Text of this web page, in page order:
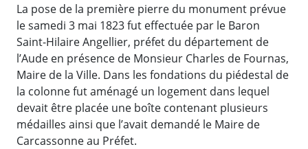
La pose de la première pierre du monument prévue
le samedi 3 mai 1823 fut effectuée par le Baron
Saint-Hilaire Angellier, préfet du département de
l’Aude en présence de Monsieur Charles de Fournas,
Maire de la Ville. Dans les fondations du piédestal de
la colonne fut aménagé un logement dans lequel
devait être placée une boîte contenant plusieurs
médailles ainsi que l’avait demandé le Maire de
Carcassonne au Préfet.